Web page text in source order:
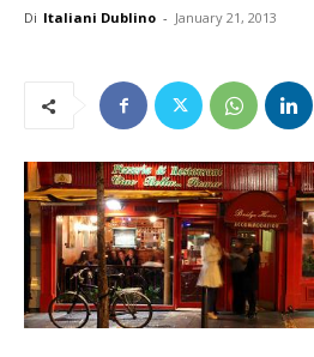
Di Italiani Dublino - January 21, 2013